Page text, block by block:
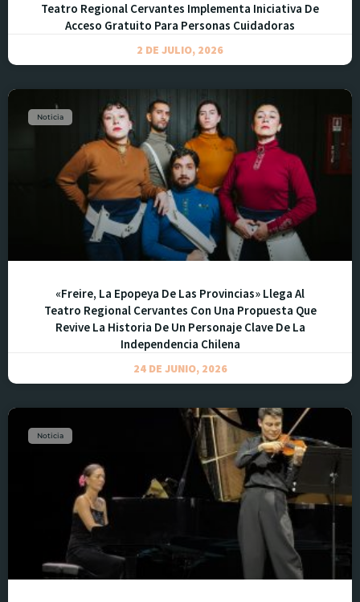
Teatro Regional Cervantes Implementa Iniciativa De
Acceso Gratuito Para Personas Cuidadoras
2 DE JULIO, 2026
Noticia
«Freire, La Epopeya De Las Provincias» Llega Al
Teatro Regional Cervantes Con Una Propuesta Que
Revive La Historia De Un Personaje Clave De La
Independencia Chilena
24 DE JUNIO, 2026
Noticia